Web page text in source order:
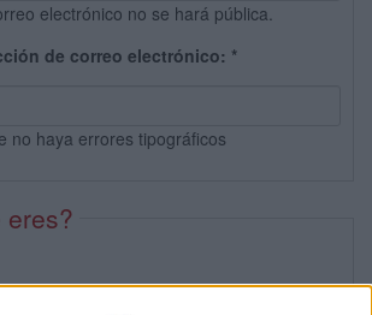
electrónico no se hará pública.
de correo electrónico: *
no haya errores tipográficos
eres?